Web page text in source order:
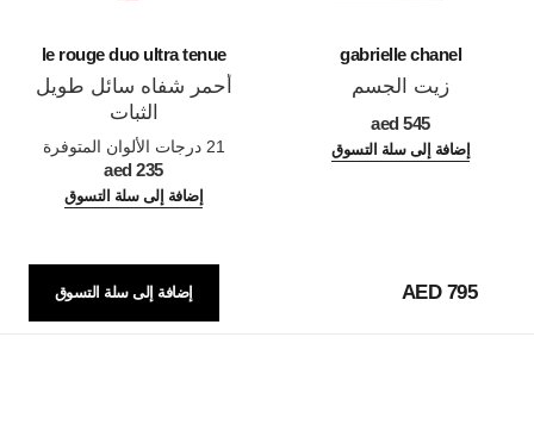
gabrielle chanel
زيت الجسم
545 aed
إضافة إلى سلة التسوق
le rouge duo ultra tenue
أحمر شفاه سائل طويل
الثبات
المرجع 175174
21 درجات الألوان المتوفرة
235 aed
إضافة إلى سلة التسوق
795 AED إضافة إلى سلة التسوق